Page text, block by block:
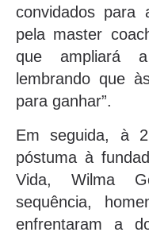
convidados para
pela master
que ampliará
lembrando que
para ganhar”.
Em seguida, à
póstuma à
Vida, Wilma
sequência,
enfrentaram a